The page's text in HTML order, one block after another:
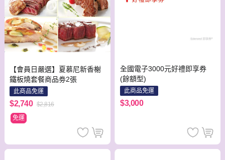
【會員日嚴選】夏慕尼新香榭
鐵板燒套餐商品劵2張
此商品免運
$2,740 $2,816
免運
全國電子3000元好禮即享券
(餘額型)
此商品免運
$3,000